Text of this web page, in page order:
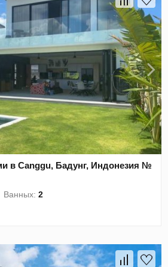
в Canggu, Бадунг, Индонезия №
Ванных:2